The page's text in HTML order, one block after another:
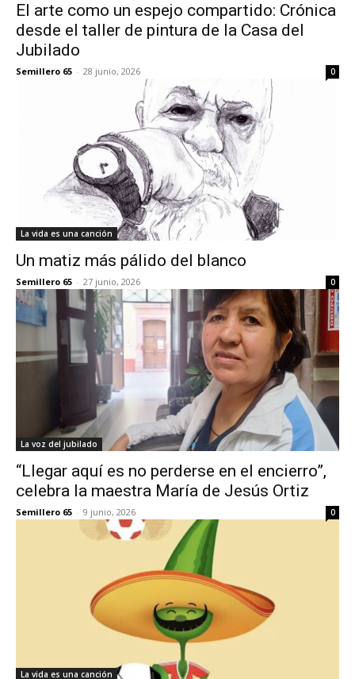
El arte como un espejo compartido: Crónica
desde el taller de pintura de la Casa del
Jubilado
Semillero 65 - 28 junio, 2026 0
La vida es una canción
Un matiz más pálido del blanco
Semillero 65 - 27 junio, 2026 0
La voz del jubilado
“Llegar aquí es no perderse en el encierro”,
celebra la maestra María de Jesús Ortiz
Semillero 65 - 9 junio, 2026 0
La vida es una canción